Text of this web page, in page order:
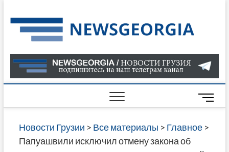
to
content
О
В
ГРУЗИИ
САЙТЕ
M
e
n
Новости Грузии > Все материалы > Главное>
Папуашвили исключил отмену закона об